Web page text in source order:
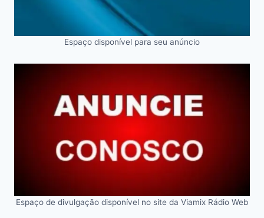
Espaço disponível para seu anúncio
Espaço de divulgação disponível no site da Viamix Rádio Web